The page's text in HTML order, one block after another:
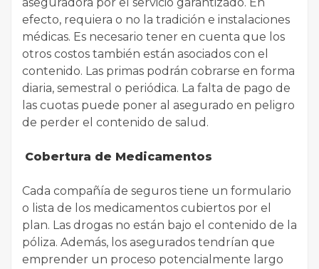
efecto, requiera o no la tradición e instalaciones
médicas. Es necesario tener en cuenta que los
otros costos también están asociados con el
contenido. Las primas podrán cobrarse en forma
diaria, semestral o periódica. La falta de pago de
las cuotas puede poner al asegurado en peligro
de perder el contenido de salud.
Cobertura de Medicamentos
Cada compañía de seguros tiene un formulario
o lista de los medicamentos cubiertos por el
plan. Las drogas no están bajo el contenido de la
póliza. Además, los asegurados tendrían que
emprender un proceso potencialmente largo